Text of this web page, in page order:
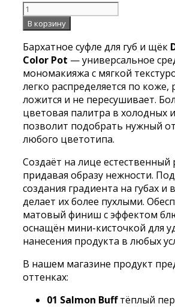
Количество
Бархатное
суфле
для
губ
и
щёк
Dasique
Souffle
Color
Pot
03
Coral
Choux
В корзину
Бархатное суфле для губ и щёк
Color Pot — универсальное
мономакияжа с мягкой
легко распределяется по
ложится и не пересушивает.
цветовая палитра в холодных
позволит подобрать нужный
любого цветотипа.
Создаёт на лице естественный
придавая образу нежности.
создания градиента на губах и
делает их более пухлыми.
матовый финиш с эффектом
оснащён мини-кисточкой для
нанесения продукта в любых
В нашем магазине продукт
оттенках:
01 Salmon Buffтёплый